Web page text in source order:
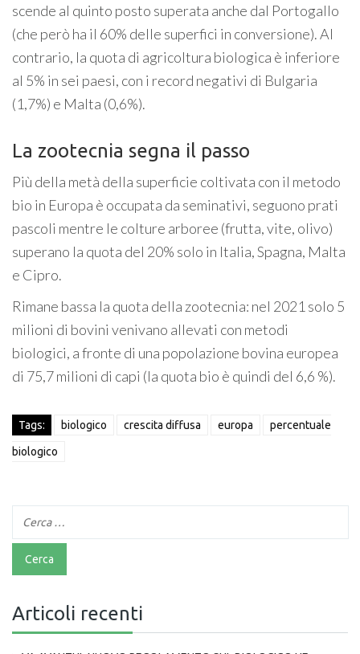
scende al quinto posto superata anche dal Portogallo
(che però ha il 60% delle superfici in conversione). Al
contrario, la quota di agricoltura biologica è inferiore
al 5% in sei paesi, con i record negativi di Bulgaria
(1,7%) e Malta (0,6%).
La zootecnia segna il passo
Più della metà della superficie coltivata con il metodo
bio in Europa è occupata da seminativi, seguono prati
pascoli mentre le colture arboree (frutta, vite, olivo)
superano la quota del 20% solo in Italia, Spagna, Malta
e Cipro.
Rimane bassa la quota della zootecnia: nel 2021 solo 5
milioni di bovini venivano allevati con metodi
biologici, a fronte di una popolazione bovina europea
di 75,7 milioni di capi (la quota bio è quindi del 6,6 %).
Tags: biologico crescita diffusa europa percentuale
biologico
Articoli recenti